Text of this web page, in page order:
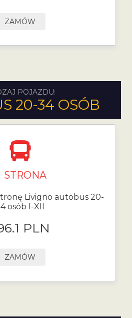
ZAMÓW
POJAZDU:
20-34 OSÓB
STRONA
Livigno autobus 20-
osób I-XII
PLN
ZAMÓW